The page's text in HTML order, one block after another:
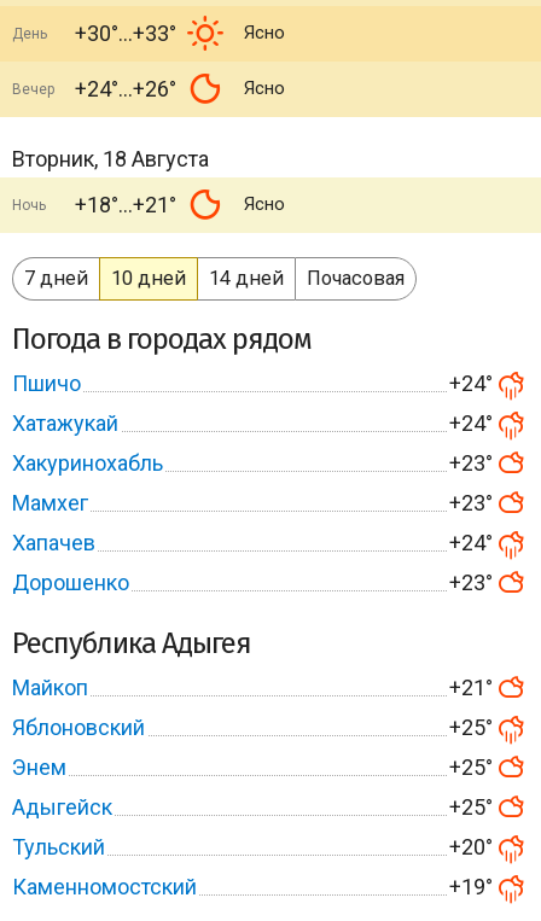
День +30° +33° Ясно
Вечер +24° +26° Ясно
Вторник, 18 Августа
Ночь +18° +21° Ясно
7 дней 10 дней 14 дней Почасовая
Погода в городах рядом
Пшичо
+24°
Хатажукай
+24°
Хакуринохабль
+23°
Мамхег
+23°
Хапачев
+24°
Дорошенко
+23°
Республика Адыгея
Майкоп
+21°
Яблоновский
+25°
Энем
+25°
Адыгейск
+25°
Тульский
+20°
Каменномостский
+19°